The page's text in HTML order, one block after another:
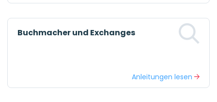
Buchmacher und Exchanges
Anleitungen lesen